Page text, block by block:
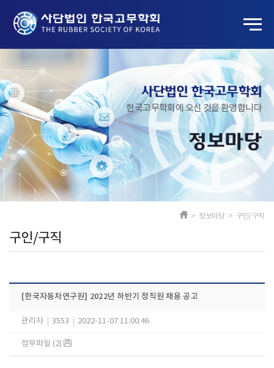
사단법인 한국고무학회
한국고무학회에 오신 것을 환영합니다
정보마당
구인/구직
> 정보마당 > 구인/구직
[한국자동차연구원] 2022년 하반기 정직원 채용 공고
관리자 3553 2022-11-07 11:00:46
첨부파일 (2)